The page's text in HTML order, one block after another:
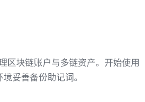
块链账户与多链资产。开始使用
妥善备份助记词。